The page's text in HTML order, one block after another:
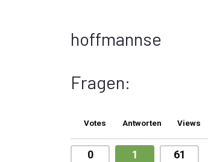
hoffmannse
Fragen:
Votes Antworten Views
0 1 61